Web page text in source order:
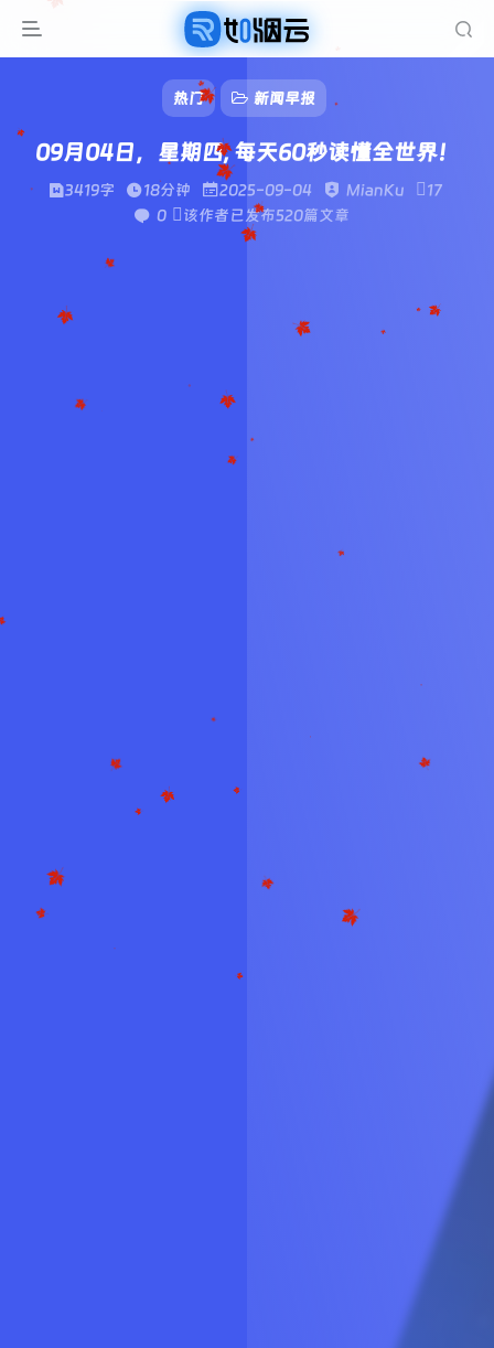
热门 新闻早报
09月04日，星期四, 每天60秒读懂全世界！
3419字 18分钟 2025-09-04 MianKu
17
0
该作者已发布520篇文章